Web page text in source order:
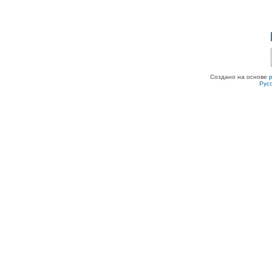
Создано на основе